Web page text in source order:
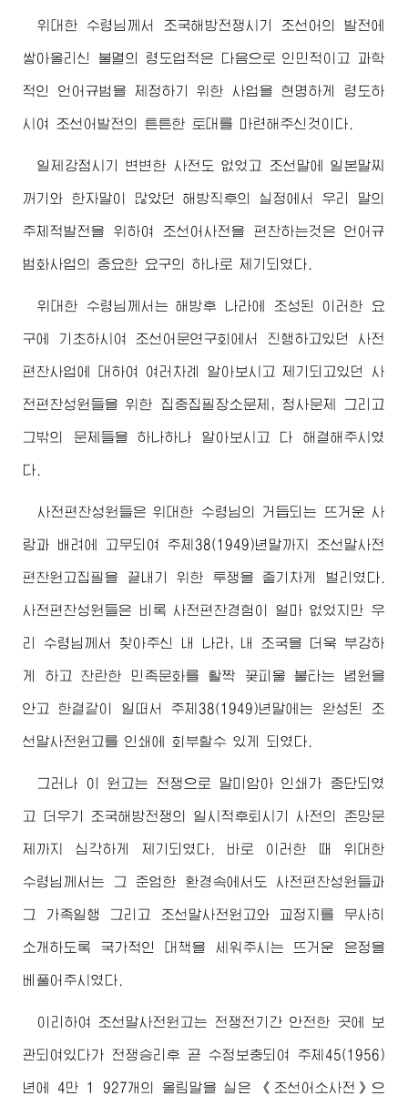
위대한 수령님 께서 조국해방전쟁시기 조선어의 발전에
쌓아올리신 불멸의 령도업적은 다음으로 인민적이고 과학
적인 언어규범을 제정하기 위한 사업을 현명하게 령도하
시여 조선어발전의 튼튼한 토대를 마련해주신것이다.
일제강점시기 변변한 사전도 없었고 조선말에 일본말찌
꺼기와 한자말이 많았던 해방직후의 실정에서 우리 말의
주체적발전을 위하여 조선어사전을 편찬하는것은 언어규
범화사업의 중요한 요구의 하나로 제기되였다.
위대한 수령님 께서는 해방후 나라에 조성된 이러한 요
구에 기초하시여 조선어문연구회에서 진행하고있던 사전
편찬사업에 대하여 여러차례 알아보시고 제기되고있던 사
전편찬성원들을 위한 집중집필장소문제, 청사문제 그리고
그밖의 문제들을 하나하나 알아보시고 다 해결해주시였
다.
사전편찬성원들은위대한 수령님 의 거듭되는 뜨거운 사
랑과 배려에 고무되여 주체38(1949)년말까지 조선말사전
편찬원고집필을 끝내기 위한 투쟁을 줄기차게 벌리였다.
사전편찬성원들은 비록 사전편찬경험이 얼마 없었지만 우
리 수령님 께서 찾아주신 내 나라, 내 조국을 더욱 부강하
게 하고 찬란한 민족문화를 활짝 꽃피울 불타는 념원을
안고 한결같이 일떠서 주체38(1949)년말에는 완성된 조
선말사전원고를 인쇄에 회부할수 있게 되였다.
그러나 이 원고는 전쟁으로 말미암아 인쇄가 중단되였
고 더우기 조국해방전쟁의 일시적후퇴시기 사전의 존망문
제까지 심각하게 제기되였다. 바로 이러한 때 위대한
수령님 께서는 그 준엄한 환경속에서도 사전편찬성원들과
그 가족일행 그리고 조선말사전원고와 교정지를 무사히
소개하도록 국가적인 대책을 세워주시는 뜨거운 은정을
베풀어주시였다.
이리하여 조선말사전원고는 전쟁전기간 안전한 곳에 보
관되여있다가 전쟁승리후 곧 수정보충되여 주체45(1956)
년에 4만 1 927개의 올림말을 실은 《조선어소사전》으